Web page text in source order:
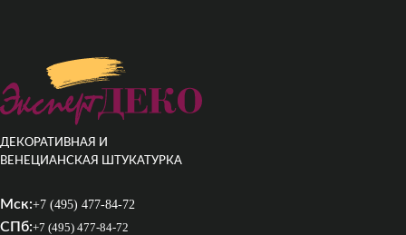
ДЕКОРАТИВНАЯ И
ВЕНЕЦИАНСКАЯ ШТУКАТУРКА
Мск:+7 (495) 477-84-72
СПб:+7 (495) 477-84-72